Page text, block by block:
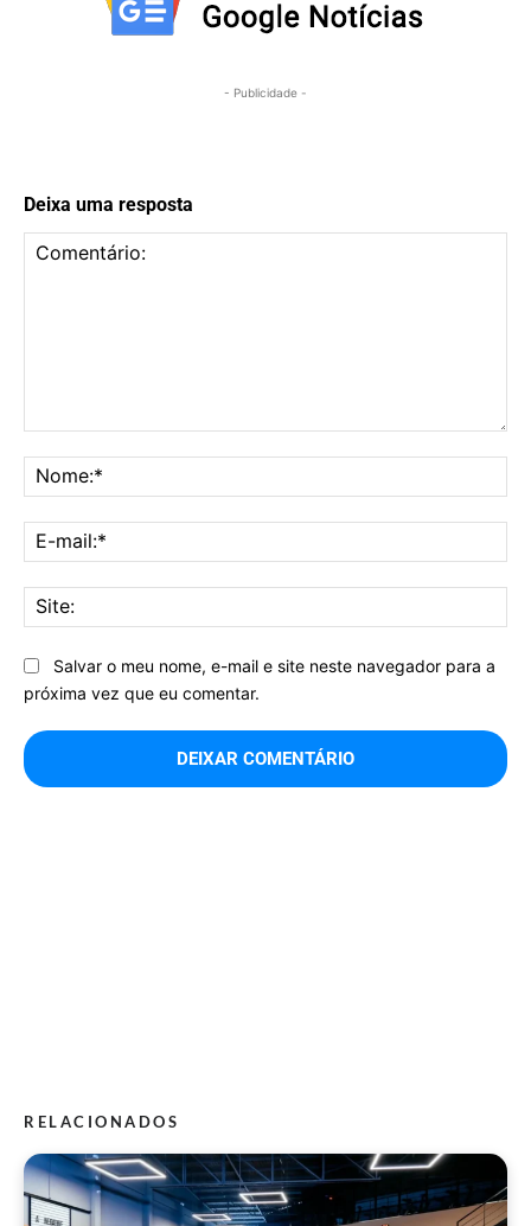
- Publicidade -
Deixa uma resposta
Salvar o meu nome, e-mail e site neste navegador para a
próxima vez que eu comentar.
RELACIONADOS